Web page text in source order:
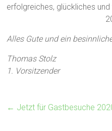
erfolgreiches, glückliches
Alles Gute und ein
Thomas Stolz
1. Vorsitzender
← Jetzt für Gastbesuche